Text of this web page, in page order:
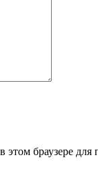
этом браузере